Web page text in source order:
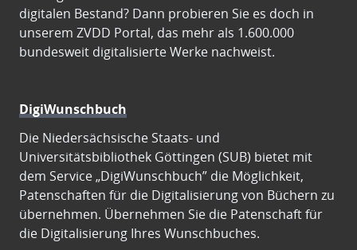
digitalen Bestand? Dann probieren Sie es doch in
unserem ZVDD Portal, das mehr als 1.600.000
bundesweit digitalisierte Werke nachweist.
DigiWunschbuch
Die Niedersächsische Staats- und
Universitätsbibliothek Göttingen (SUB) bietet mit
dem Service „DigiWunschbuch” die Möglichkeit,
Patenschaften für die Digitalisierung von Büchern zu
übernehmen. Übernehmen Sie die Patenschaft für
die Digitalisierung Ihres Wunschbuches.